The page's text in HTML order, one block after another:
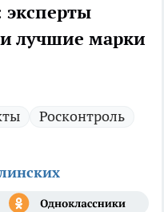
эксперты
лучшие марки
Росконтроль